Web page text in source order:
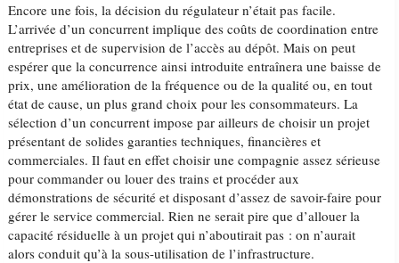
Encore une fois, la décision du régulateur n’était pas facile.
L’arrivée d’un concurrent implique des coûts de coordination entre
entreprises et de supervision de l’accès au dépôt. Mais on peut
espérer que la concurrence ainsi introduite entraînera une baisse de
prix, une amélioration de la fréquence ou de la qualité ou, en tout
état de cause, un plus grand choix pour les consommateurs. La
sélection d’un concurrent impose par ailleurs de choisir un projet
présentant de solides garanties techniques, financières et
commerciales. Il faut en effet choisir une compagnie assez sérieuse
pour commander ou louer des trains et procéder aux
démonstrations de sécurité et disposant d’assez de savoir-faire pour
gérer le service commercial. Rien ne serait pire que d’allouer la
capacité résiduelle à un projet qui n’aboutirait pas : on n’aurait
alors conduit qu’à la sous-utilisation de l’infrastructure.